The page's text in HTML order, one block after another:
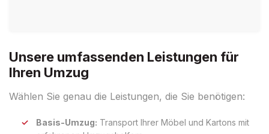
Unsere umfassenden Leistungen für
Ihren Umzug
Wählen Sie genau die Leistungen, die Sie benötigen:
Basis-Umzug: Transport Ihrer Möbel und Kartons mit